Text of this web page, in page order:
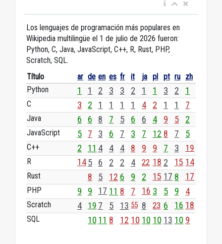
Los lenguajes de programación más populares en
Wikipedia multilingüe el 1 de julio de 2026 fueron:
Python, C, Java, JavaScript, C++, R, Rust, PHP,
Scratch, SQL.
Título
ar de en es fr it ja pl pt ru zh
Python
1 1 2 3 3 2 1 1 3 2 1
C 3 2 1 1 1 1 4 2 1 1 7
Java 6 6 8 7 5 6 6 4 9 5 2
JavaScript 5 7 3 6 7 3 7 12 8 7 5
C++ 2 11 4 4 4 8 9 9 7 3 19
R 14 5 6 2 2 4 22 18 2 15 14
Rust 8 5 12 6 9 2 15 17 8 17
PHP 9 9 17 11 8 7 16 3 5 9 4
Scratch 4 19 7 5 13 55 8 23 6 16 18
SQL 10 11 8 12 10 10 10 13 10 9